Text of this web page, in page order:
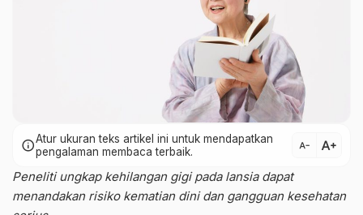
infoAtur ukuran teks artikel ini untuk mendapatkan
pengalaman membaca terbaik.
text_decrease text_increase
Peneliti ungkap kehilangan gigi pada lansia dapat
menandakan risiko kematian dini dan gangguan kesehatan